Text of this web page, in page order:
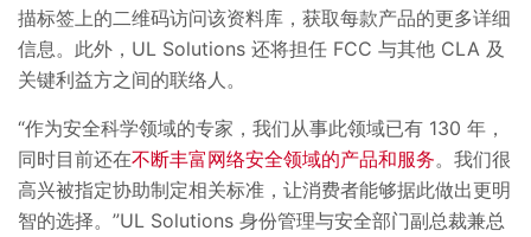
描标签上的二维码访问该资料库，获取每款产品的更多详细
信息。此外，UL Solutions 还将担任 FCC 与其他 CLA 及
关键利益方之间的联络人。
“作为安全科学领域的专家，我们从事此领域已有 130 年，
同时目前还在不断丰富网络安全领域的产品和服务。我们很
高兴被指定协助制定相关标准，让消费者能够据此做出更明
智的选择。”UL Solutions 身份管理与安全部门副总裁兼总